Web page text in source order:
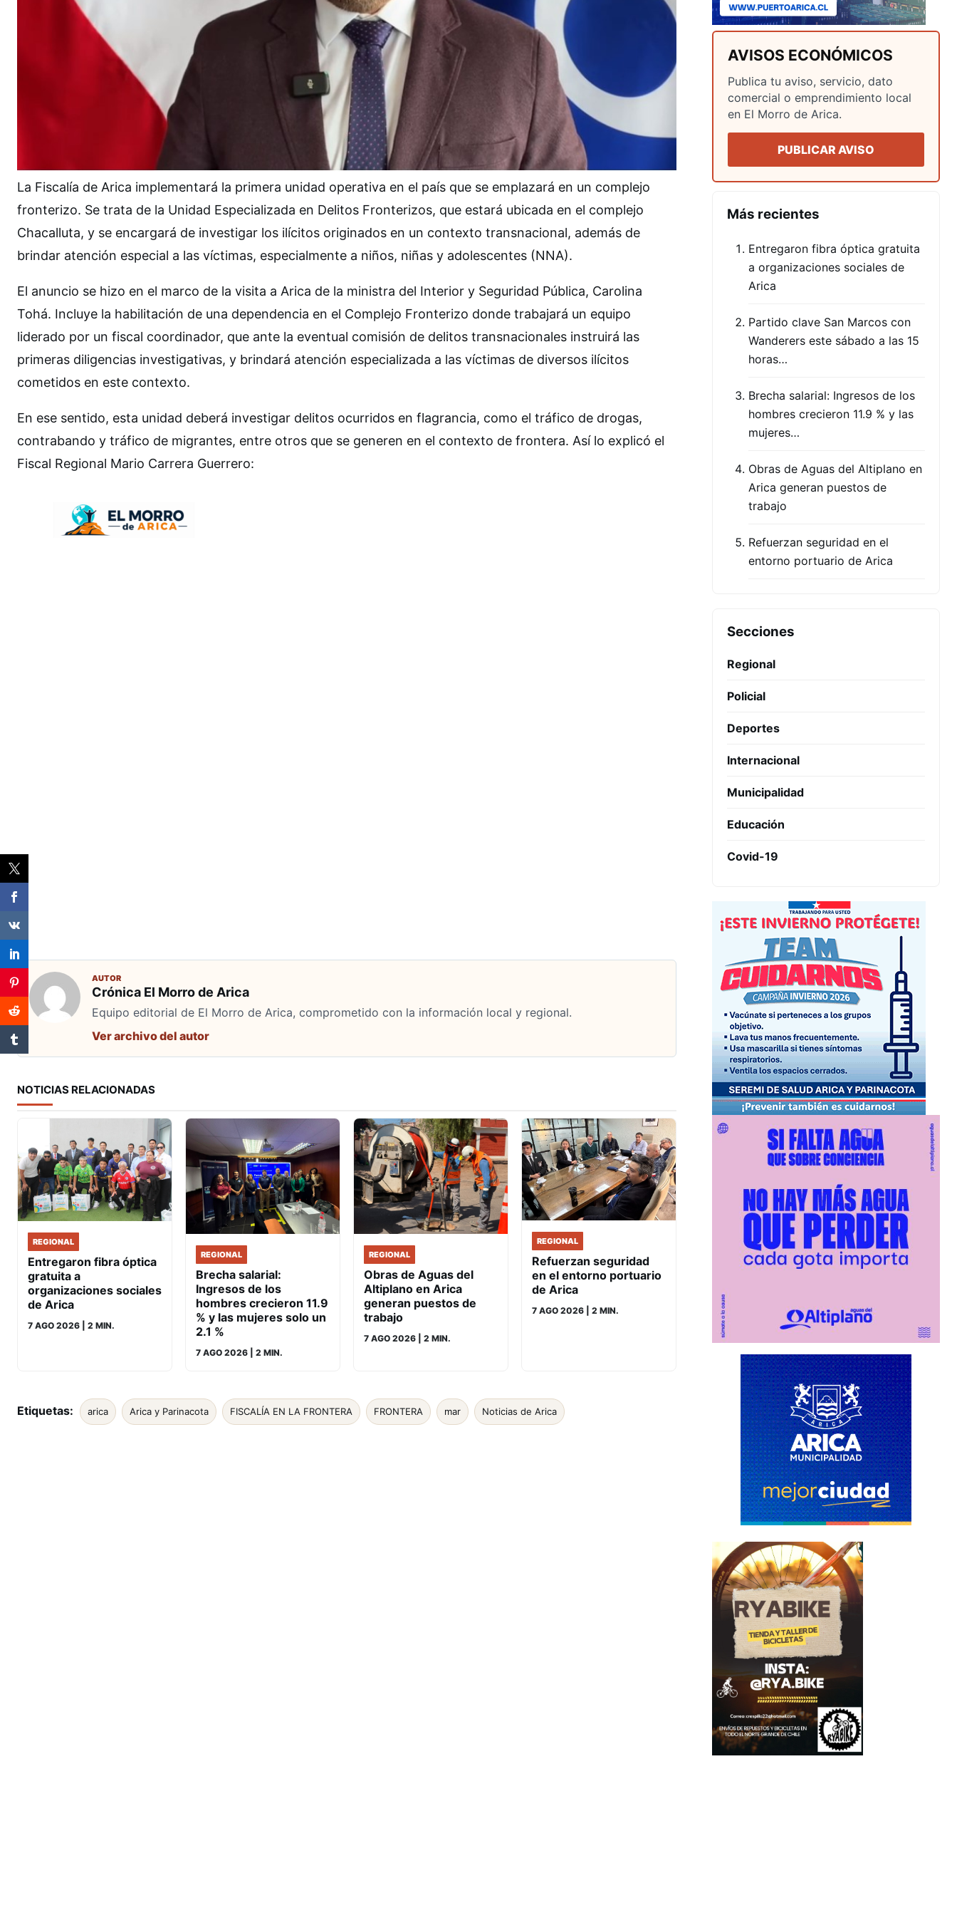
La Fiscalía de Arica implementará la primera unidad operativa en el país que se emplazará en un complejo
fronterizo. Se trata de la Unidad Especializada en Delitos Fronterizos, que estará ubicada en el complejo
Chacalluta, y se encargará de investigar los ilícitos originados en un contexto transnacional, además de
brindar atención especial a las víctimas, especialmente a niños, niñas y adolescentes (NNA).
El anuncio se hizo en el marco de la visita a Arica de la ministra del Interior y Seguridad Pública, Carolina
Tohá. Incluye la habilitación de una dependencia en el Complejo Fronterizo donde trabajará un equipo
liderado por un fiscal coordinador, que ante la eventual comisión de delitos transnacionales instruirá las
primeras diligencias investigativas, y brindará atención especializada a las víctimas de diversos ilícitos
cometidos en este contexto.
En ese sentido, esta unidad deberá investigar delitos ocurridos en flagrancia, como el tráfico de drogas,
contrabando y tráfico de migrantes, entre otros que se generen en el contexto de frontera. Así lo explicó el
Fiscal Regional Mario Carrera Guerrero:
AUTOR
Crónica El Morro de Arica
Equipo editorial de El Morro de Arica, comprometido con la información local y regional.
Ver archivo del autor
NOTICIAS RELACIONADAS
REGIONAL
Entregaron fibra óptica
gratuita a
organizaciones sociales
de Arica
7 AGO 2026 | 2 MIN.
REGIONAL
Brecha salarial:
Ingresos de los
hombres crecieron 11.9
% y las mujeres solo un
2.1 %
7 AGO 2026 | 2 MIN.
REGIONAL
Obras de Aguas del
Altiplano en Arica
generan puestos de
trabajo
7 AGO 2026 | 2 MIN.
REGIONAL
Refuerzan seguridad
en el entorno portuario
de Arica
7 AGO 2026 | 2 MIN.
Etiquetas: arica Arica y Parinacota FISCALÍA EN LA FRONTERA FRONTERA mar Noticias de Arica
AVISOS ECONÓMICOS
Publica tu aviso, servicio, dato
comercial o emprendimiento local
en El Morro de Arica.
PUBLICAR AVISO
Más recientes
Entregaron fibra óptica gratuita
a organizaciones sociales de
Arica
Partido clave San Marcos con
Wanderers este sábado a las 15
horas…
Brecha salarial: Ingresos de los
hombres crecieron 11.9 % y las
mujeres…
Obras de Aguas del Altiplano en
Arica generan puestos de
trabajo
Refuerzan seguridad en el
entorno portuario de Arica
Secciones
Regional
Policial
Deportes
Internacional
Municipalidad
Educación
Covid-19